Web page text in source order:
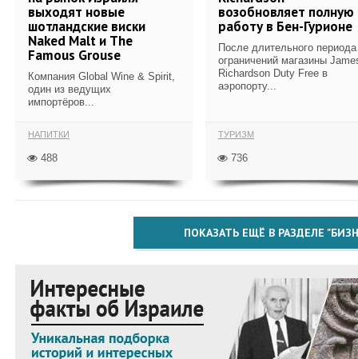
выходят новые
шотландские виски
Naked Malt и The
Famous Grouse
Компания Global Wine & Spirit,
один из ведущих
импортёров...
НАПИТКИ
488
возобновляет полную
работу в Бен-Гурионе
После длительного периода
ограничений магазины
Richardson Duty Free в
аэропорту...
ТУРИЗМ
736
ПОКАЗАТЬ ЕЩЁ В РАЗДЕЛЕ